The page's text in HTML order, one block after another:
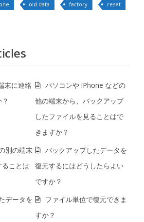
old data factory
reset
末に連絡
パソコンや iPhone などの
他の端末から、バックアップ
したファイルを見ることはで
きますか？
別の端末
ことは
バックアップしたデータを
復元するにはどうしたらよい
ですか？
データを
ファイル単位で復元できま
すか？